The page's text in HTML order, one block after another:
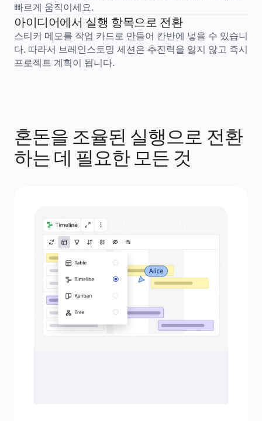
제품 관리
디자인 및 UX
엔지니어링
프로덕트 리더십 및 운영
운영
마케팅
IT
클라우드 및 소프트웨어 혁신
리소스
학습
고객 스토리
이벤트
커뮤니티
블로그
파트너 및 서비스
Miro 전문가 서비스
솔루션 파트너
빠르게 움직이세요.
아이디어에서 실행 항목으로 전환
스티커 메모를 작업 카드로 만들어 칸반에 넣을 수 있습니
다. 따라서 브레인스토밍 세션은 추진력을 잃지 않고 즉시
프로젝트 계획이 됩니다.
혼돈을 조율된 실행으로 전환
하는 데 필요한 모든 것